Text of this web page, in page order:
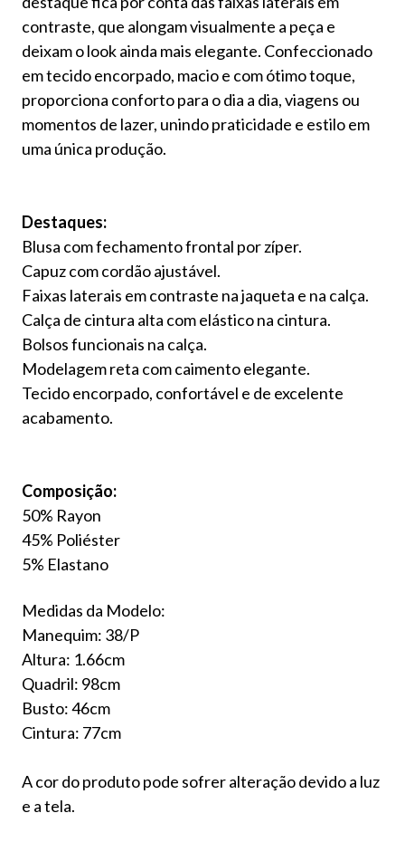
contraste, que alongam visualmente a peça e
deixam o look ainda mais elegante. Confeccionado
em tecido encorpado, macio e com ótimo toque,
proporciona conforto para o dia a dia, viagens ou
momentos de lazer, unindo praticidade e estilo em
uma única produção.
Destaques:
Blusa com fechamento frontal por zíper.
Capuz com cordão ajustável.
Faixas laterais em contraste na jaqueta e na calça.
Calça de cintura alta com elástico na cintura.
Bolsos funcionais na calça.
Modelagem reta com caimento elegante.
Tecido encorpado, confortável e de excelente
acabamento.
Composição:
50% Rayon
45% Poliéster
5% Elastano
Medidas da Modelo:
Manequim: 38/P
Altura: 1.66cm
Quadril: 98cm
Busto: 46cm
Cintura: 77cm
A cor do produto pode sofrer alteração devido a luz
e a tela.